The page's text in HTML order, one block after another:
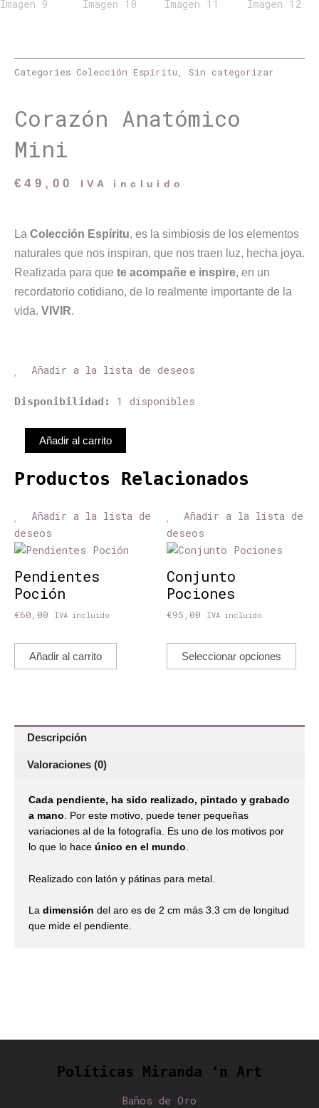
Categories Colección Espíritu , Sin categorizar
Corazón Anatómico
Mini
€49,00 IVA incluido
La Colección Espíritu, es la simbiosis de los elementos
naturales que nos inspiran, que nos traen luz, hecha joya.
Realizada para que te acompañe e inspire, en un
recordatorio cotidiano, de lo realmente importante de la
vida. VIVIR.
Añadir a la lista de deseos
Disponibilidad: 1 disponibles
Corazón
cantidad
Añadir al carrito
Descripción
Valoraciones (0)
Cada pendiente, ha sido realizado, pintado y grabado
a mano. Por este motivo, puede tener pequeñas
variaciones al de la fotografía. Es uno de los motivos por
lo que lo hace único en el mundo.
Realizado con latón y pátinas para metal.
La dimensión del aro es de 2 cm más 3.3 cm de longitud
que mide el pendiente.
Productos Relacionados
Añadir a la lista de
deseos
Pendientes
Poción
€60,00 IVA incluido
Añadir al carrito
Añadir a la lista de
deseos
Conjunto
Pociones
€95,00 IVA incluido
Seleccionar opciones
de
Políticas Miranda ‘n Art
Baños de Oro